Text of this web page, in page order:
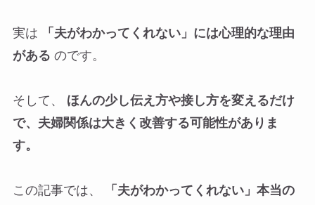
実は
「夫がわかってくれない」には心理的な理由
がある のです。
そして、 ほんの少し伝え方や接し方を変えるだけ
で、夫婦関係は大きく改善する可能性がありま
す。
この記事では、
「夫がわかってくれない」本当の